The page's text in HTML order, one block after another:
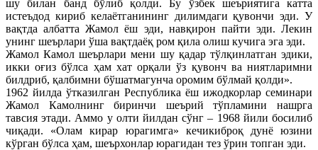
шу билан банд бўлиб қолди. Бу ўзбек шеъриятига катта
истеъдод кириб келаётганининг дилимдаги қувончи эди. У
вақтда албатта Жамол ёш эди, навқирон пайти эди. Лекин
унинг шеърлари ўша вақтдаёқ ром қила олиш кучига эга эди.
Жамол Камол шеърлари мени шу қадар тўлқинлатган эдики,
икки оғиз бўлса ҳам хат орқали ўз қувонч ва ниятларимни
билдриб, қалбимни бўшатмагунча оромим бўлмай қолди».
1962 йилда ўтказилган Республика ёш ижодкорлар семинари
Жамол Камолнинг биринчи шеърий тўпламини нашрга
тавсия этади. Аммо у олти йилдан сўнг – 1968 йили босилиб
чиқади. «Олам кирар юрагимга» кечикиброқ дунё юзини
кўрган бўлса ҳам, шеърхонлар юрагидан тез ўрин топган эди.